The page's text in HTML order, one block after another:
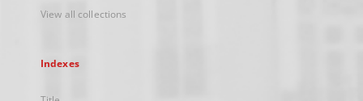
View all collections
Indexes